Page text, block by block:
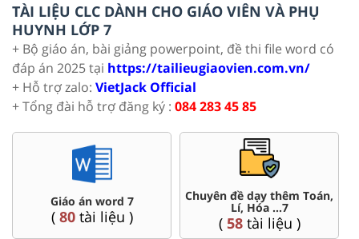
TÀI LIỆU CLC DÀNH CHO GIÁO VIÊN VÀ PHỤ
HUYNH LỚP 7
+ Bộ giáo án, bài giảng powerpoint, đề thi file word có
đáp án 2025 tại https://tailieugiaovien.com.vn/
+ Hỗ trợ zalo: VietJack Official
+ Tổng đài hỗ trợ đăng ký : 084 283 45 85
Giáo án word 7
( 80tài liệu )
Chuyên đề dạy thêm Toán,
Lí, Hóa ...7
( 58tài liệu )